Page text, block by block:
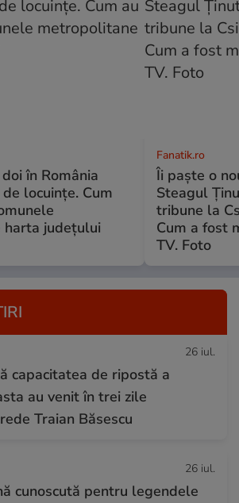
în România
locuințe. Cum
județului
Fanatik.ro
Îi paște o
Steagul
tribune la
Cum a fost
TV. Foto
26 iul.
capacitatea de ripostă a
au venit în trei zile
Traian Băsescu
26 iul.
cunoscută pentru legendele